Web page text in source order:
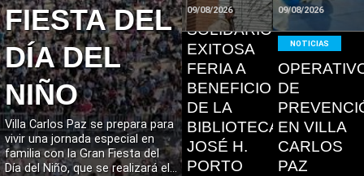
FIESTA DEL
DÍA DEL
NIÑO
Villa Carlos Paz se prepara para
vivir una jornada especial en
familia con la Gran Fiesta del
Día del Niño, que se realizará el...
LEER
MAS
09/08/2026 09/08/2026
GESTO
SOLIDARIO:
EXITOSA
FERIA A
BENEFICIO
DE LA
BIBLIOTECA
JOSÉ H.
PORTO
LEER
MAS
NOTICIAS
DE
EN VILLA
CARLOS
PAZ
LEER
MAS